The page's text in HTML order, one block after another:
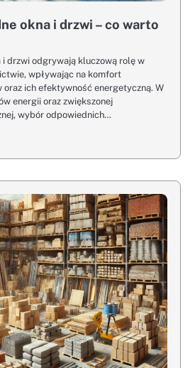
okna i drzwi – co warto
i drzwi odgrywają kluczową rolę w
wpływając na komfort
oraz ich efektywność energetyczną. W
energii oraz zwiększonej
wybór odpowiednich…